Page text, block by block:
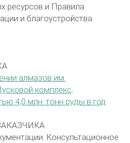
ресурсов и Правила
и благоустройства
алмазов им.
комплекс,
4,0 млн. тонн руды в год
Консультационное